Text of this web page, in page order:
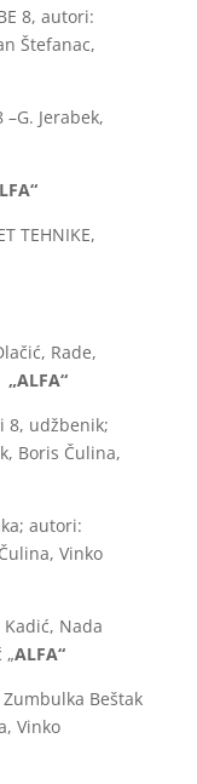
8, autori:
Štefanac,
–G. Jerabek,
TEHNIKE,
Rade,
„ALFA“
8, udžbenik;
Boris Čulina,
autori:
Vinko
Nada
„ALFA“
Beštak
Vinko